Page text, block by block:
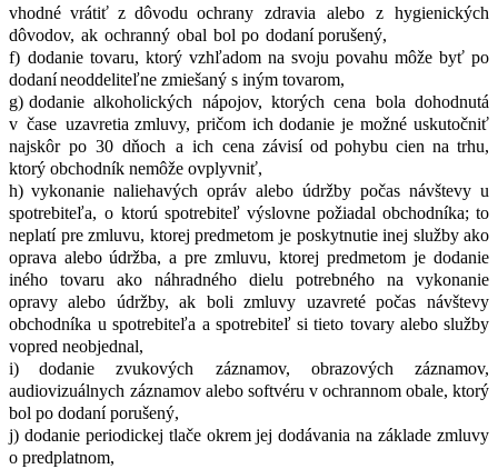
vhodné vrátiť z dôvodu ochrany zdravia alebo z hygienických
dôvodov, ak ochranný obal bol po dodaní porušený,
f) dodanie tovaru, ktorý vzhľadom na svoju povahu môže byť po
dodaníneoddeliteľne zmiešaný s iným tovarom,
g) dodanie alkoholických nápojov, ktorých cena bola dohodnutá
v čase uzavretia zmluvy, pričom ich dodanie je možné uskutočniť
najskôr po 30 dňoch a ich cena závisí od pohybu cien na trhu,
ktorý obchodník nemôže ovplyvniť,
h) vykonanie naliehavých opráv alebo údržby počas návštevy u
spotrebiteľa, o ktorú spotrebiteľ výslovne požiadal obchodníka; to
neplatí pre zmluvu, ktorej predmetom je poskytnutie inej služby ako
oprava alebo údržba, a pre zmluvu, ktorej predmetom je dodanie
iného
tovaru ako náhradného dielu potrebného na
vykonanie
opravy alebo údržby, ak boli zmluvy uzavreté počas návštevy
obchodníka u spotrebiteľa a spotrebiteľ si tieto tovary alebo služby
vopred neobjednal,
i) dodanie
zvukových záznamov, obrazových
záznamov,
audiovizuálnych záznamov alebo softvéru v ochrannom obale, ktorý
bol po dodaní porušený,
j) dodanie periodickej tlače okrem jej dodávania na základe zmluvy
o predplatnom,